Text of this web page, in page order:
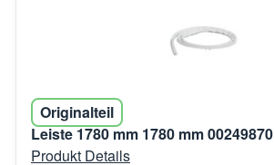
Originalteil
Leiste 1780 mm 1780 mm 00249870
Produkt Details